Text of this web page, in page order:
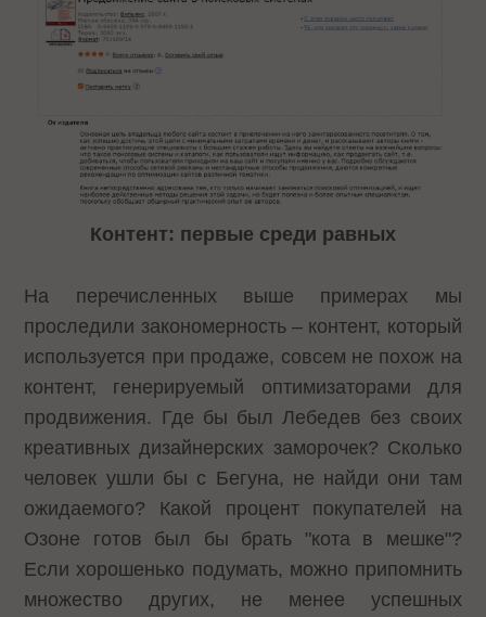
Контент: первые среди равных
На перечисленных выше примерах мы
проследили закономерность – контент, который
используется при продаже, совсем не похож на
контент, генерируемый оптимизаторами для
продвижения. Где бы был Лебедев без своих
креативных дизайнерских заморочек? Сколько
человек ушли бы с Бегуна, не найди они там
ожидаемого? Какой процент покупателей на
Озоне готов был бы брать "кота в мешке"?
Если хорошенько подумать, можно припомнить
множество других, не менее успешных